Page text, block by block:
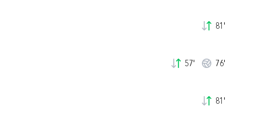
81'
57' 76'
81'